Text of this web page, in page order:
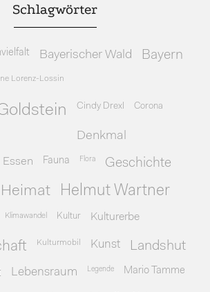
Schlagwörter
Bayerischer Wald Bayern
Lorenz-Lossin
Cindy Drexl Corona
Denkmal
Essen Fauna Flora Geschichte
Heimat Helmut Wartner
Klimawandel Kultur Kulturerbe
Kulturmobil Kunst Landshut
Lebensraum Legende Mario Tamme